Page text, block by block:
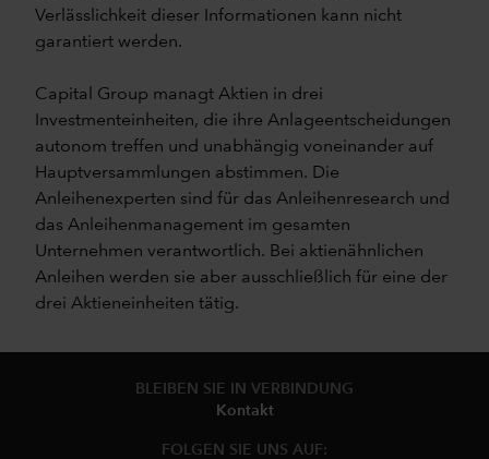
Verlässlichkeit dieser Informationen kann nicht
garantiert werden.
Capital Group managt Aktien in drei
Investmenteinheiten, die ihre Anlageentscheidungen
autonom treffen und unabhängig voneinander auf
Hauptversammlungen abstimmen. Die
Anleihenexperten sind für das Anleihenresearch und
das Anleihenmanagement im gesamten
Unternehmen verantwortlich. Bei aktienähnlichen
Anleihen werden sie aber ausschließlich für eine der
drei Aktieneinheiten tätig.
BLEIBEN SIE IN VERBINDUNG
Kontakt
FOLGEN SIE UNS AUF: